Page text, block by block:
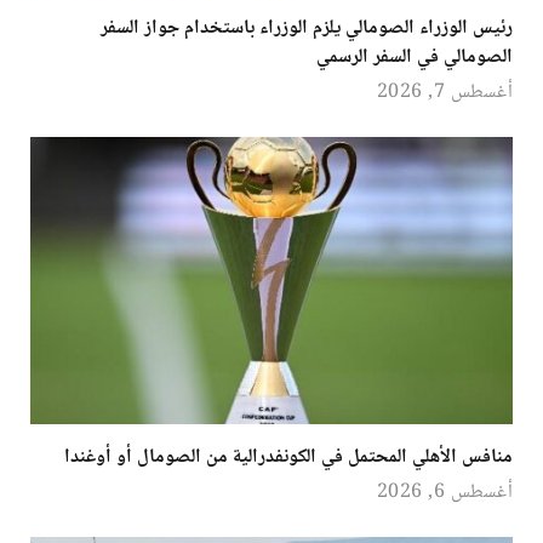
رئيس الوزراء الصومالي يلزم الوزراء باستخدام جواز السفر
الصومالي في السفر الرسمي
أغسطس 7, 2026
منافس الأهلي المحتمل في الكونفدرالية من الصومال أو أوغندا
أغسطس 6, 2026